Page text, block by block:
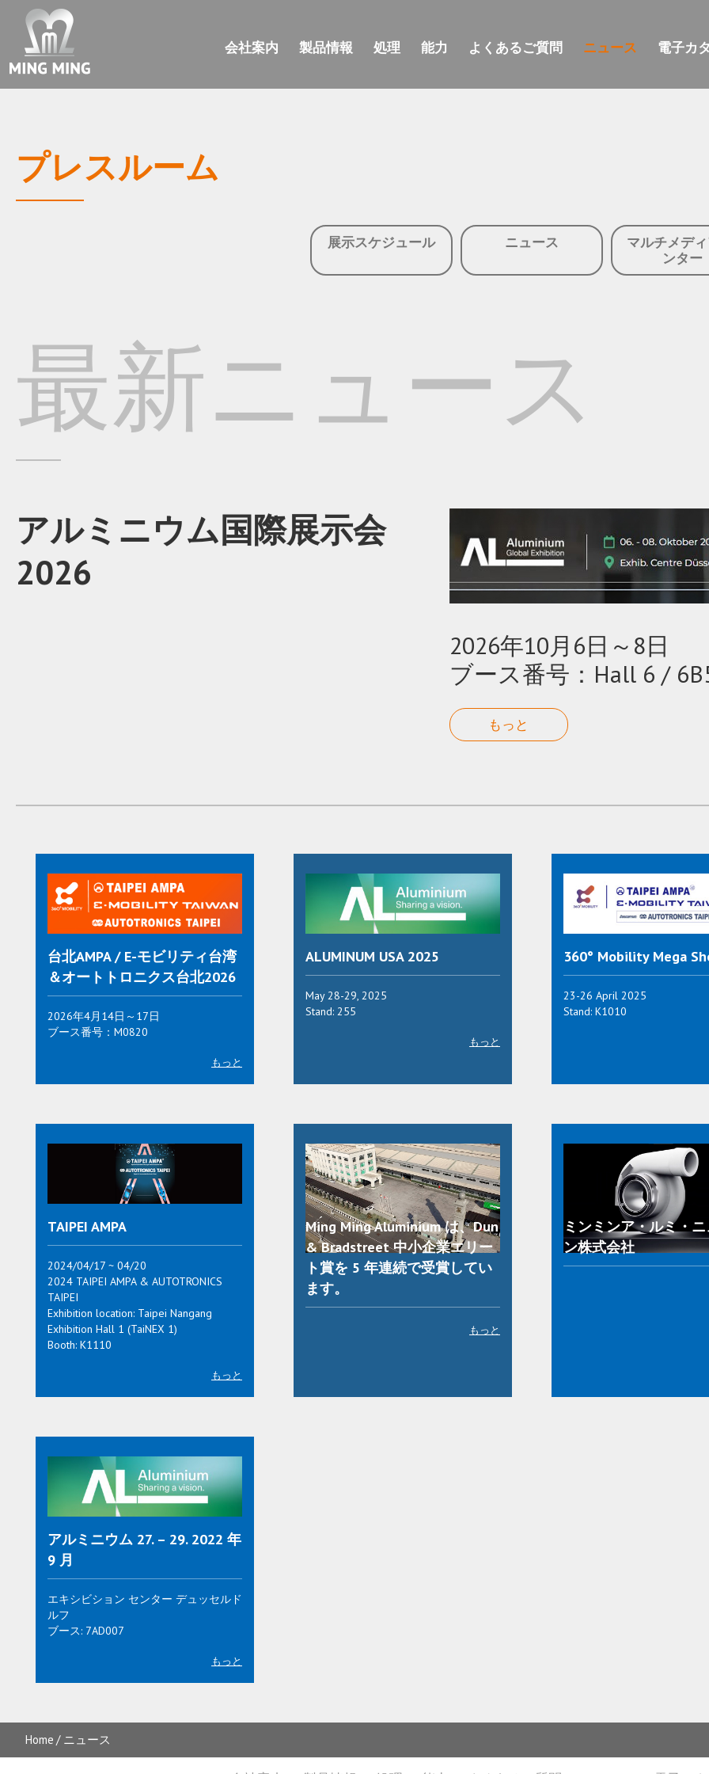
会社案内 製品情報 処理 能力 よくあるご質問 ニュース 電子カ
プレスルーム
展示スケジュール ニュース
マルチメデ
ンター
最新ニュース
アルミニウム国際展示会
2026
2026年10月6日～8日
ブース番号：Hall 6 /
もっと
台北AMPA / E-モビリティ台湾
＆オートトロニクス台北2026
2026年4月14日～17日
ブース番号：M0820
もっと
ALUMINUM USA 2025
May 28-29, 2025
Stand: 255
もっと
360° Mobility Mega
23-26 April 2025
Stand: K1010
TAIPEI AMPA
2024/04/17 ~ 04/20
2024 TAIPEI AMPA & AUTOTRONICS
TAIPEI
Exhibition location: Taipei Nangang
Exhibition Hall 1 (TaiNEX 1)
Booth: K1110
もっと
Ming Ming Aluminium は、Dun
& Bradstreet 中小企業エリー
ト賞を 5 年連続で受賞してい
ます。
もっと
ミンミンア・ルミ・
ン株式会社
アルミニウム 27. – 29. 2022 年
9 月
エキシビション センター デュッセルド
ルフ
ブース: 7AD007
もっと
Home ニュース